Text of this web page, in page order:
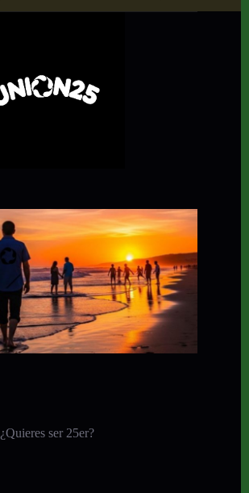
¿Quieres ser 25er?